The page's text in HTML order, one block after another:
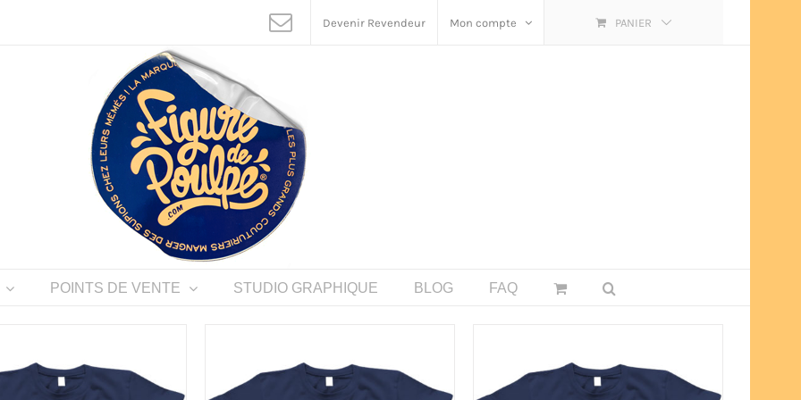
Devenir Revendeur Mon compte PANIER
POINTS DE VENTE STUDIO GRAPHIQUE BLOG FAQ